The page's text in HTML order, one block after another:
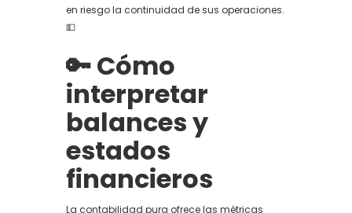
en riesgo la continuidad de sus operaciones.
💵
🔑 Cómo
interpretar
balances y
estados
financieros
La contabilidad pura ofrece las métricas